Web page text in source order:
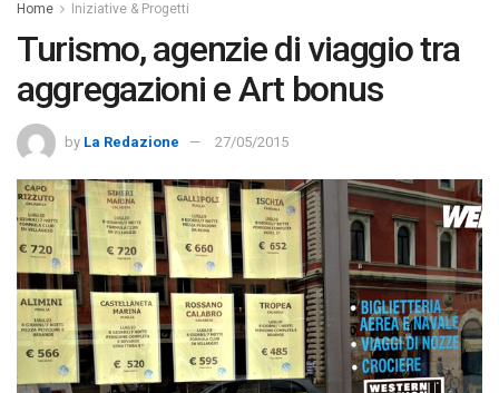
Home Iniziative & Progetti
Turismo, agenzie di viaggio tra
aggregazioni e Art bonus
by La Redazione 27/05/2015